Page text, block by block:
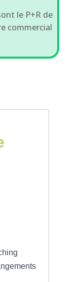
le P+R de
commercial